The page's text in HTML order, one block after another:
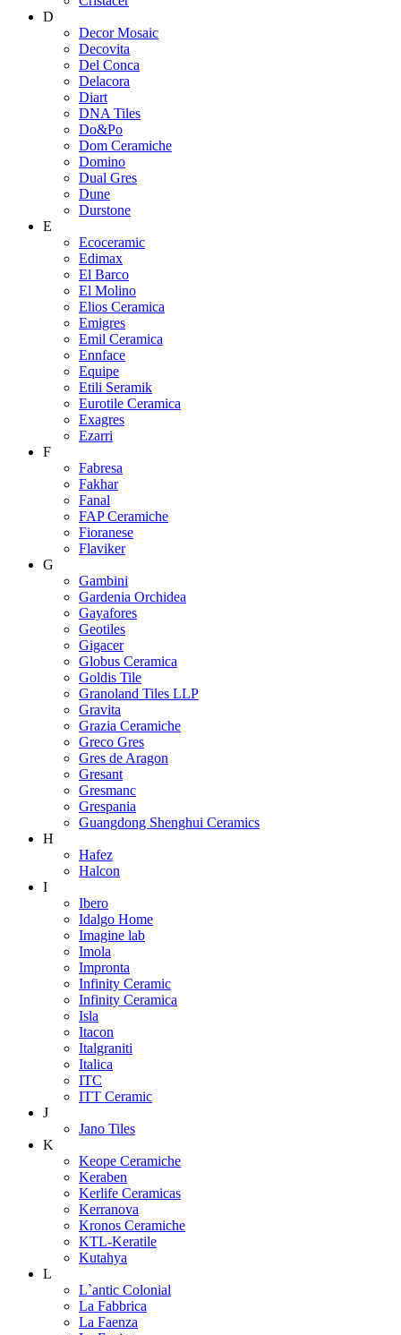
D
Decor Mosaic
Decovita
Del Conca
Delacora
Diart
DNA Tiles
Do&Po
Dom Ceramiche
Domino
Dual Gres
Dune
Durstone
E
Ecoceramic
Edimax
El Barco
El Molino
Elios Ceramica
Emigres
Emil Ceramica
Ennface
Equipe
Etili Seramik
Eurotile Ceramica
Exagres
Ezarri
F
Fabresa
Fakhar
Fanal
FAP Ceramiche
Fioranese
Flaviker
G
Gambini
Gardenia Orchidea
Gayafores
Geotiles
Gigacer
Globus Ceramica
Goldis Tile
Granoland Tiles LLP
Gravita
Grazia Ceramiche
Greco Gres
Gres de Aragon
Gresant
Gresmanc
Grespania
Guangdong Shenghui Ceramics
H
Hafez
Halcon
I
Ibero
Idalgo Home
Imagine lab
Imola
Impronta
Infinity Ceramic
Infinity Ceramica
Isla
Itacon
Italgraniti
Italica
ITC
ITT Ceramic
J
Jano Tiles
K
Keope Ceramiche
Keraben
Kerlife Ceramicas
Kerranova
Kronos Ceramiche
KTL-Keratile
Kutahya
L
L`antic Colonial
La Fabbrica
La Faenza